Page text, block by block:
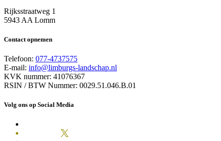
Rijksstraatweg 1
5943 AA Lomm
Contact opnemen
Telefoon: 077-4737575
E-mail: info@limburgs-landschap.nl
KVK nummer: 41076367
RSIN / BTW Nummer: 0029.51.046.B.01
Volg ons op Social Media